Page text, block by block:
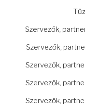
Szervezők,
Szervezők,
Szervezők,
Szervezők,
Szervezők,